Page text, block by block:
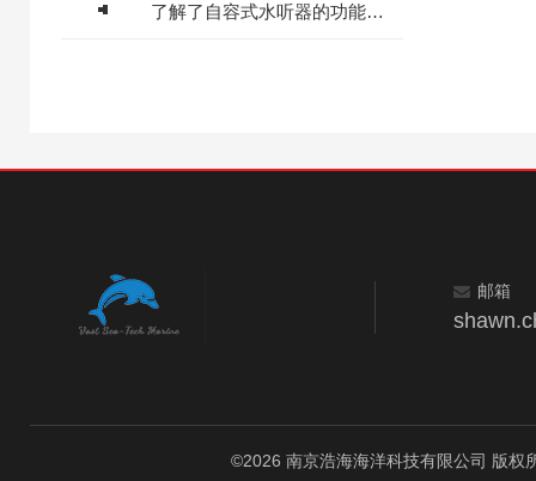
了解了自容式水听器的功能才能更好的使用它
邮箱
©2026 南京浩海海洋科技有限公司 版权